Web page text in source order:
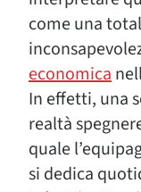
come una
economica
In effetti, una
realtà
quale
si dedica